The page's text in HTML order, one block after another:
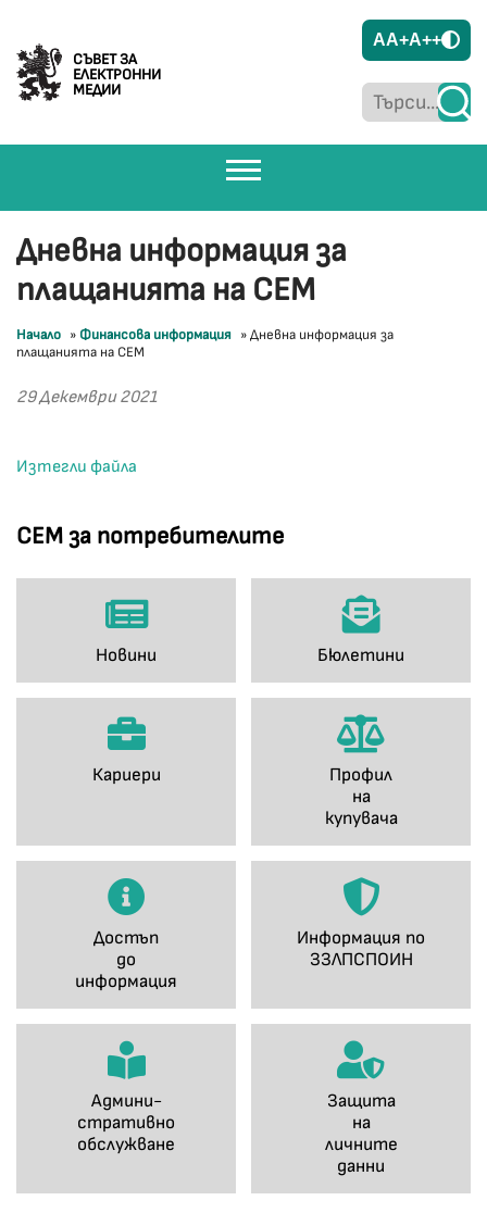
СЪВЕТ ЗА
ЕЛЕКТРОННИ
МЕДИИ
AA+A++
СЕМ за потребителите
Новини Бюлетини
Кариери
Профил
на
купувача
Достъп
до
информация
Информация по
ЗЗЛПСПОИН
Админи-
стративно
обслужване
Защита
на
личните
данни
Дневна информация за
плащанията на СЕМ
Начало » Финансова информация »Дневна информация за
плащанията на СЕМ
29 Декември 2021
Изтегли файла